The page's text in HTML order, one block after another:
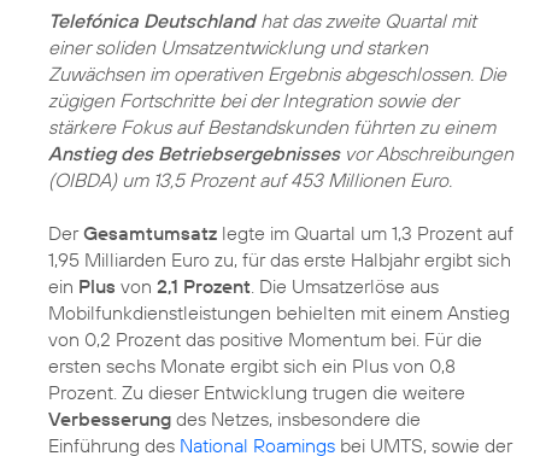
Telefónica Deutschlandhat das zweite Quartal mit
einer soliden Umsatzentwicklung und starken
Zuwächsen im operativen Ergebnis abgeschlossen. Die
zügigen Fortschritte bei der Integration sowie der
stärkere Fokus auf Bestandskunden führten zu einem
Anstieg des Betriebsergebnissesvor Abschreibungen
(OIBDA) um 13,5 Prozent auf 453 Millionen Euro.
DerGesamtumsatz legte im Quartal um 1,3 Prozent auf
1,95 Milliarden Euro zu, für das erste Halbjahr ergibt sich
ein Plus von 2,1 Prozent. Die Umsatzerlöse aus
Mobilfunkdienstleistungen behielten mit einem Anstieg
von 0,2 Prozent das positive Momentum bei. Für die
ersten sechs Monate ergibt sich ein Plus von 0,8
Prozent. Zu dieser Entwicklung trugen die weitere
Verbesserung des Netzes, insbesondere die
Einführung des National Roamings bei UMTS, sowie der